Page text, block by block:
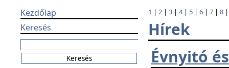
Kezdőlap
Keresés
1 | 2 | 3 | 4| 5 | 6 | 7 | 8
Hírek
Évnyitó